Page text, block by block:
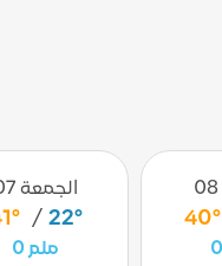
الجمعة 07
/ 22°
0 ملم
40°